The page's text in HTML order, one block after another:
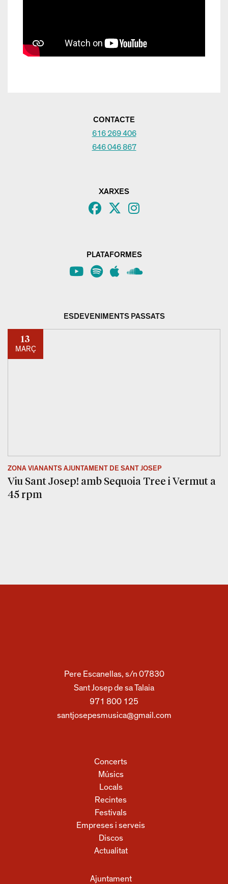
CONTACTE
616 269 406
646 046 867
XARXES
PLATAFORMES
ESDEVENIMENTS PASSATS
13
MARÇ
ZONA VIANANTS AJUNTAMENT DE SANT JOSEP
Viu Sant Josep! amb Sequoia Tree i Vermut a
45 rpm
Pere Escanellas, s/n 07830
Sant Josep de sa Talaia
971 800 125
santjosepesmusica@gmail.com
Concerts
Músics
Locals
Recintes
Festivals
Empreses i serveis
Discos
Actualitat
Ajuntament